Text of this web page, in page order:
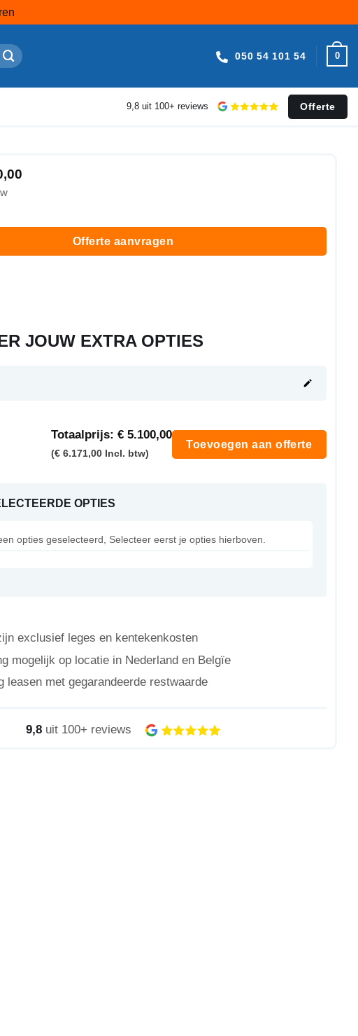
050 54 101 54 0
9,8 uit 100+ reviews Offerte
Offerte aanvragen
JOUW EXTRA OPTIES
Totaalprijs: € 5.100,00
(€ 6.171,00 Incl. btw)
Toevoegen aan offerte
OPTIES
opties geselecteerd, Selecteer eerst je opties hierboven.
exclusief leges en kentekenkosten
mogelijk op locatie in Nederland en Belgïe
leasen met gegarandeerde restwaarde
9,8 uit 100+ reviews